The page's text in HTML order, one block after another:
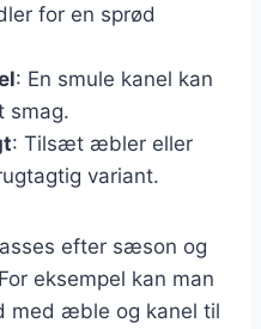
for en sprød
: En smule kanel kan
smag.
: Tilsæt æbler eller
variant.
efter sæson og
eksempel kan man
med æble og kanel til